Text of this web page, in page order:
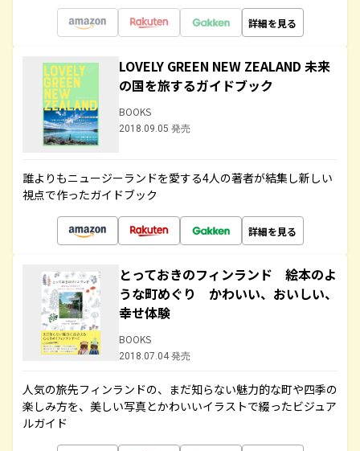
詳細を見る
LOVELY GREEN NEW ZEALAND 未来
の国を旅するガイドブック
BOOKS
2018.09.05 発売
誰よりもニュージーランドを愛する4人の著者が結集し新しい
視点で作ったガイドブック
詳細を見る
とっておきのフィンランド 絵本のよ
うな町めぐり かわいい、おいしい、
幸せ体験
BOOKS
2018.07.04 発売
人気の旅先フィンランドの、まだ知らない魅力的な町や四季の
楽しみ方を、美しい写真とかわいいイラストで綴ったビジュア
ルガイド